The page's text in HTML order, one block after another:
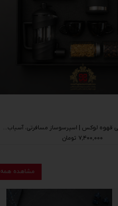
ست هدیه مدیریتی قهوه لوکس | اسپرسوساز مسافرتی، آسیاب قهوه Unique Life، فلاسک Enjoy و فرنچ پرس
۷,۴۰۰,۰۰۰ تومان
مشاهده همه